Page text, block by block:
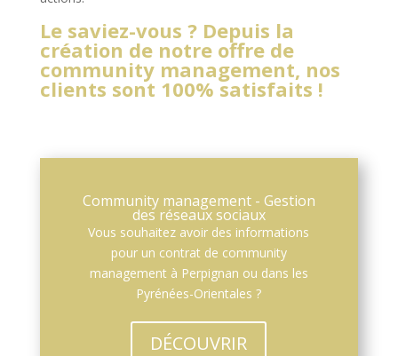
Le saviez-vous ? Depuis la
création de notre offre de
community management, nos
clients sont 100% satisfaits !
Community management - Gestion
des réseaux sociaux
Vous souhaitez avoir des informations
pour un contrat de community
management à Perpignan ou dans les
Pyrénées-Orientales ?
DÉCOUVRIR